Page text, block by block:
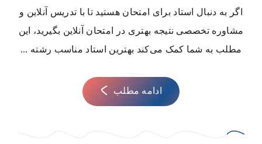
اگر به دنبال استاد برای امتحان هستید تا با تدریس آنلاین و
مشاوره تخصصی نتیجه بهتری در امتحان آنلاین بگیرید، این
مطلب به شما کمک می‌کند بهترین استاد مناسب رشته ...
ادامه مطلب